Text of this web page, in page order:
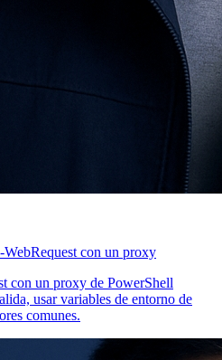
con un proxy
con un proxy de PowerShell
usar variables de entorno de
comunes.